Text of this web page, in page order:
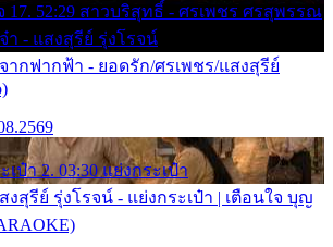
17. 52:29 สาวบริสุทธิ์ - ศรเพชร ศรสุพรรณ
า - แสงสุรีย์ รุ่งโรจน์
ากฟากฟ้า - ยอดรัก/ศรเพชร/แสงสุรีย์
เป๋า 2. 03:30 แย่งกระเป๋า
งสุรีย์ รุ่งโรจน์ - แย่งกระเป๋า | เตือนใจ บุญ